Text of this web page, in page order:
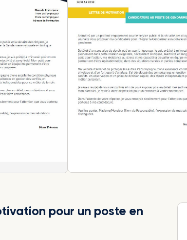
pour un poste en